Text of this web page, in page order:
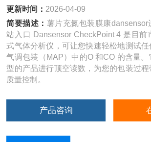
更新时间： 2026-04-09
简要描述： 薯片充氮包装膜康dansensor
站入口 Dansensor CheckPoint 4 是目前
式气体分析仪，可让您快速轻松地测试
气调包装（MAP）中的O 和CO 的含量
型的产品进行顶空读数，为您的包装过
质量控制。
产品咨询